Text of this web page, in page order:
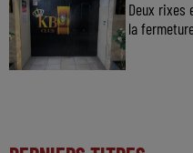
Deux rixes
la